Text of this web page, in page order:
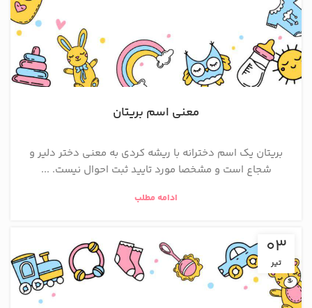
معنی اسم بریتان
بریتان یک اسم دخترانه با ریشه کردی به معنی دختر دلیر و
شجاع است و مشخصا مورد تایید ثبت احوال نیست. ...
ادامه مطلب
03
تیر